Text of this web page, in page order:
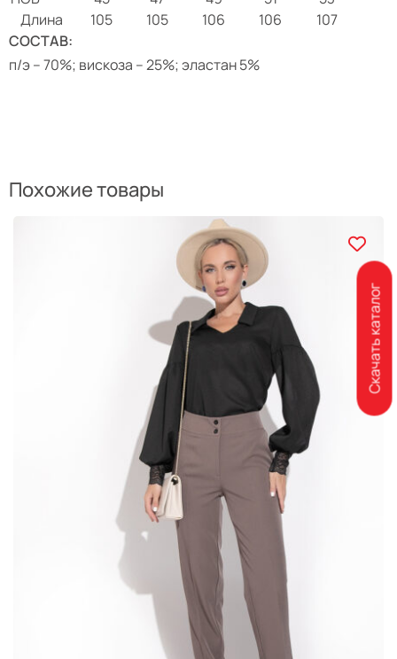
Длина
105 105 106 106
107
СОСТАВ:
п/э – 70%; вискоза – 25%; эластан 5%
Похожие товары
Скачать каталог